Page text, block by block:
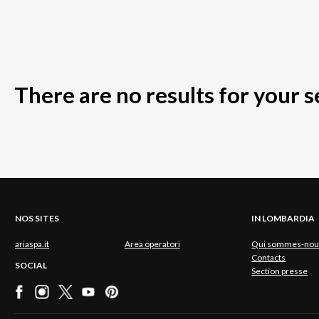
There are no results for your
NOS SITES
ariaspa.it Area operatori
SOCIAL
IN LOMBARDIA
Qui sommes-
Contacts
Section presse